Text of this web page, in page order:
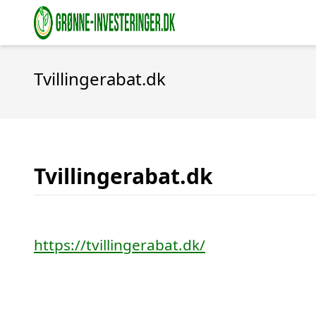
Tvillingerabat.dk
Tvillingerabat.dk
https://tvillingerabat.dk/